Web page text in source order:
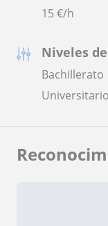
15€/h
Niveles
Bachillerato